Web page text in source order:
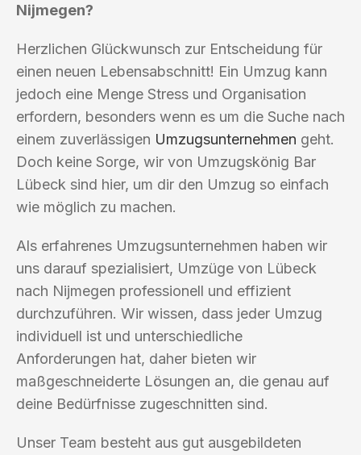
Nijmegen?
Herzlichen Glückwunsch zur Entscheidung für
einen neuen Lebensabschnitt! Ein Umzug kann
jedoch eine Menge Stress und Organisation
erfordern, besonders wenn es um die Suche nach
einem zuverlässigen Umzugsunternehmen geht.
Doch keine Sorge, wir von Umzugskönig Bar
Lübeck sind hier, um dir den Umzug so einfach
wie möglich zu machen.
Als erfahrenes Umzugsunternehmen haben wir
uns darauf spezialisiert, Umzüge von Lübeck
nach Nijmegen professionell und effizient
durchzuführen. Wir wissen, dass jeder Umzug
individuell ist und unterschiedliche
Anforderungen hat, daher bieten wir
maßgeschneiderte Lösungen an, die genau auf
deine Bedürfnisse zugeschnitten sind.
Unser Team besteht aus gut ausgebildeten